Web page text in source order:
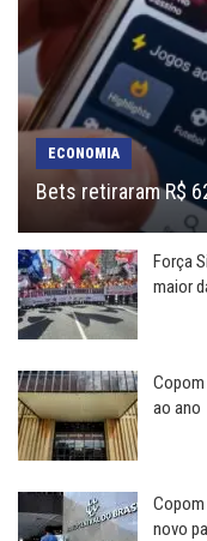
ECONOMIA
Bets retiraram R$
Força
maior
Copom
ao ano
novo